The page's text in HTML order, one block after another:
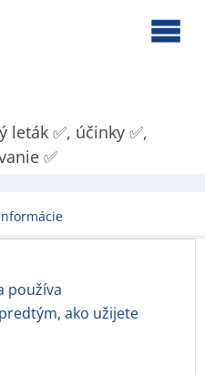
leták ✅, účinky ✅,
✅
používa
ako užijete